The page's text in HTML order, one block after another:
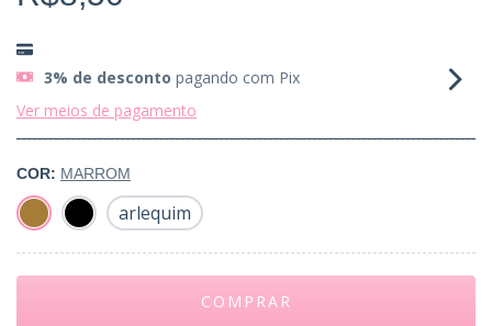
3% de desconto pagando com Pix
Ver meios de pagamento
COR: MARROM
arlequim